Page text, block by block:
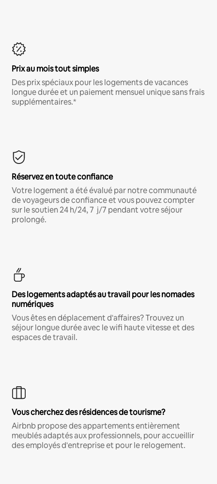
Prix au mois tout simples
Des prix spéciaux pour les logements de vacances
longue durée et un paiement mensuel unique sans frais
supplémentaires.*
Réservez en toute confiance
Votre logement a été évalué par notre communauté
de voyageurs de confiance et vous pouvez compter
sur le soutien 24 h/24, 7 j/7 pendant votre séjour
prolongé.
Des logements adaptés au travail pour les nomades
numériques
Vous êtes en déplacement d'affaires? Trouvez un
séjour longue durée avec le wifi haute vitesse et des
espaces de travail.
Vous cherchez des résidences de tourisme?
Airbnb propose des appartements entièrement
meublés adaptés aux professionnels, pour accueillir
des employés d'entreprise et pour le relogement.